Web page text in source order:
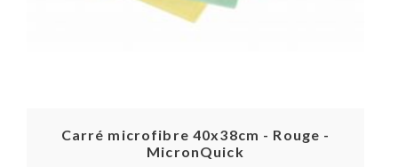
Carré microfibre 40x38cm - Rouge -
MicronQuick